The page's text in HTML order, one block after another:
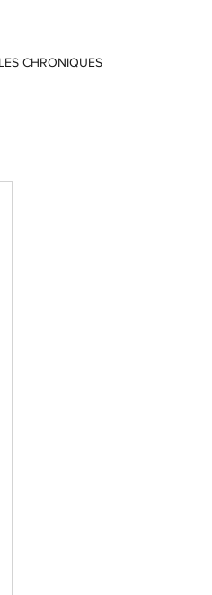
CHRONIQUES